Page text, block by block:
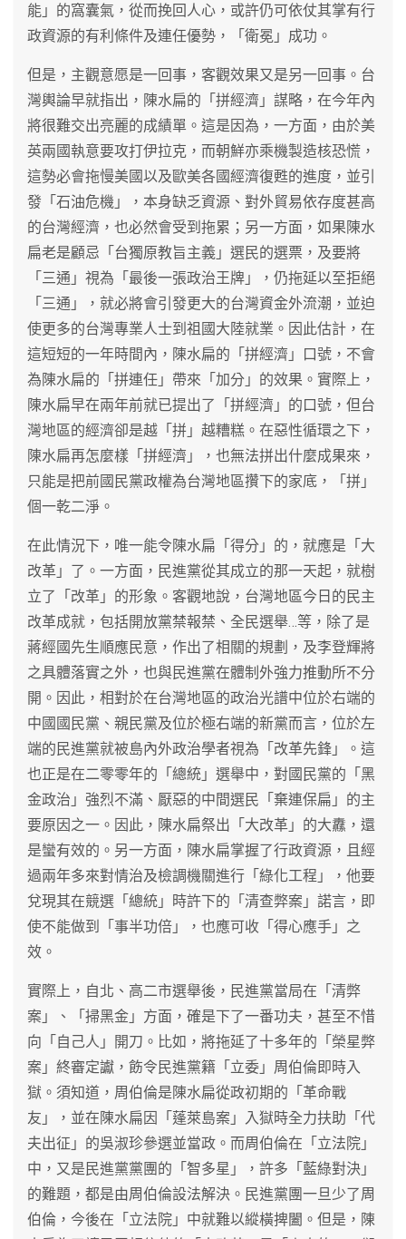
能」的窩囊氣，從而挽回人心，或許仍可依仗其掌有行
政資源的有利條件及連任優勢，「衛冕」成功。
但是，主觀意愿是一回事，客觀效果又是另一回事。台
灣輿論早就指出，陳水扁的「拼經濟」謀略，在今年內
將很難交出亮麗的成績單。這是因為，一方面，由於美
英兩國執意要攻打伊拉克，而朝鮮亦乘機製造核恐慌，
這勢必會拖慢美國以及歐美各國經濟復甦的進度，並引
發「石油危機」，本身缺乏資源、對外貿易依存度甚高
的台灣經濟，也必然會受到拖累；另一方面，如果陳水
扁老是顧忌「台獨原教旨主義」選民的選票，及要將
「三通」視為「最後一張政治王牌」，仍拖延以至拒絕
「三通」，就必將會引發更大的台灣資金外流潮，並迫
使更多的台灣專業人士到祖國大陸就業。因此估計，在
這短短的一年時間內，陳水扁的「拼經濟」口號，不會
為陳水扁的「拼連任」帶來「加分」的效果。實際上，
陳水扁早在兩年前就已提出了「拼經濟」的口號，但台
灣地區的經濟卻是越「拼」越糟糕。在惡性循環之下，
陳水扁再怎麼樣「拼經濟」，也無法拼出什麼成果來，
只能是把前國民黨政權為台灣地區攢下的家底，「拼」
個一乾二淨。
在此情況下，唯一能令陳水扁「得分」的，就應是「大
改革」了。一方面，民進黨從其成立的那一天起，就樹
立了「改革」的形象。客觀地說，台灣地區今日的民主
改革成就，包括開放黨禁報禁、全民選舉…等，除了是
蔣經國先生順應民意，作出了相關的規劃，及李登輝將
之具體落實之外，也與民進黨在體制外強力推動所不分
開。因此，相對於在台灣地區的政治光譜中位於右端的
中國國民黨、親民黨及位於極右端的新黨而言，位於左
端的民進黨就被島內外政治學者視為「改革先鋒」。這
也正是在二零零年的「總統」選舉中，對國民黨的「黑
金政治」強烈不滿、厭惡的中間選民「棄連保扁」的主
要原因之一。因此，陳水扁祭出「大改革」的大纛，還
是蠻有效的。另一方面，陳水扁掌握了行政資源，且經
過兩年多來對情治及檢調機關進行「綠化工程」，他要
兌現其在競選「總統」時許下的「清查弊案」諾言，即
使不能做到「事半功倍」，也應可收「得心應手」之
效。
實際上，自北、高二市選舉後，民進黨當局在「清弊
案」、「掃黑金」方面，確是下了一番功夫，甚至不惜
向「自己人」開刀。比如，將拖延了十多年的「榮星弊
案」終審定讞，飭令民進黨籍「立委」周伯倫即時入
獄。須知道，周伯倫是陳水扁從政初期的「革命戰
友」，並在陳水扁因「蓬萊島案」入獄時全力扶助「代
夫出征」的吳淑珍參選並當政。而周伯倫在「立法院」
中，又是民進黨黨團的「智多星」，許多「藍綠對決」
的難題，都是由周伯倫設法解決。民進黨團一旦少了周
伯倫，今後在「立法院」中就難以縱橫捭闔。但是，陳